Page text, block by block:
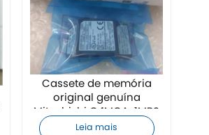
Cassete de memória
original genuína
Mitsubishi Q4MCA-1MBS
Leia mais